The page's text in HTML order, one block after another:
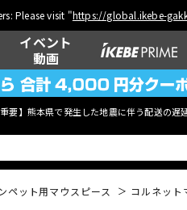
Please visit "https://global.ikebe-
イベント
動画
重要】熊本県で発生した地震に伴う配送の遅
ペット用マウスピース コルネット